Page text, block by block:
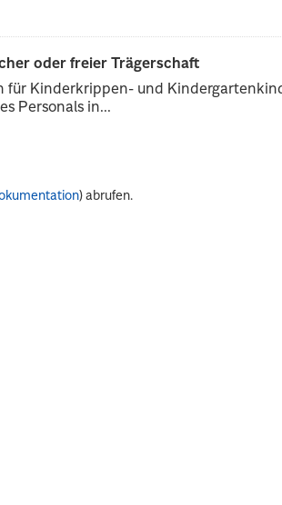
oder freier Trägerschaft
für Kinderkrippen- und
Personals in...
) abrufen.